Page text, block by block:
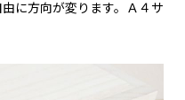
に方向が変ります。Ａ４サ